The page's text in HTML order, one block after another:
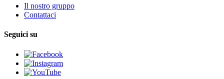
Il nostro gruppo
Contattaci
Seguici su